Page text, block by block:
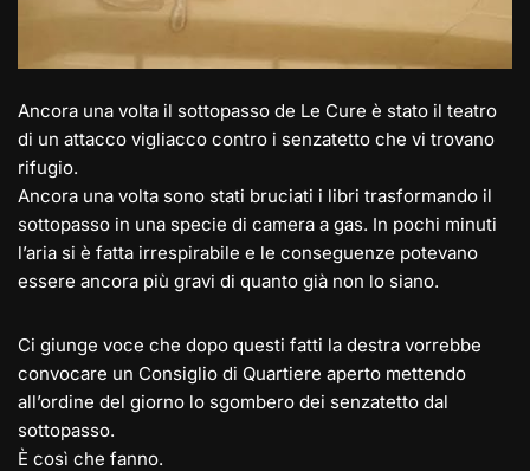
Ancora una volta il sottopasso de Le Cure è stato il teatro
di un attacco vigliacco contro i senzatetto che vi trovano
rifugio.
Ancora una volta sono stati bruciati i libri trasformando il
sottopasso in una specie di camera a gas. In pochi minuti
l’aria si è fatta irrespirabile e le conseguenze potevano
essere ancora più gravi di quanto già non lo siano.
Ci giunge voce che dopo questi fatti la destra vorrebbe
convocare un Consiglio di Quartiere aperto mettendo
all’ordine del giorno lo sgombero dei senzatetto dal
sottopasso.
È così che fanno.